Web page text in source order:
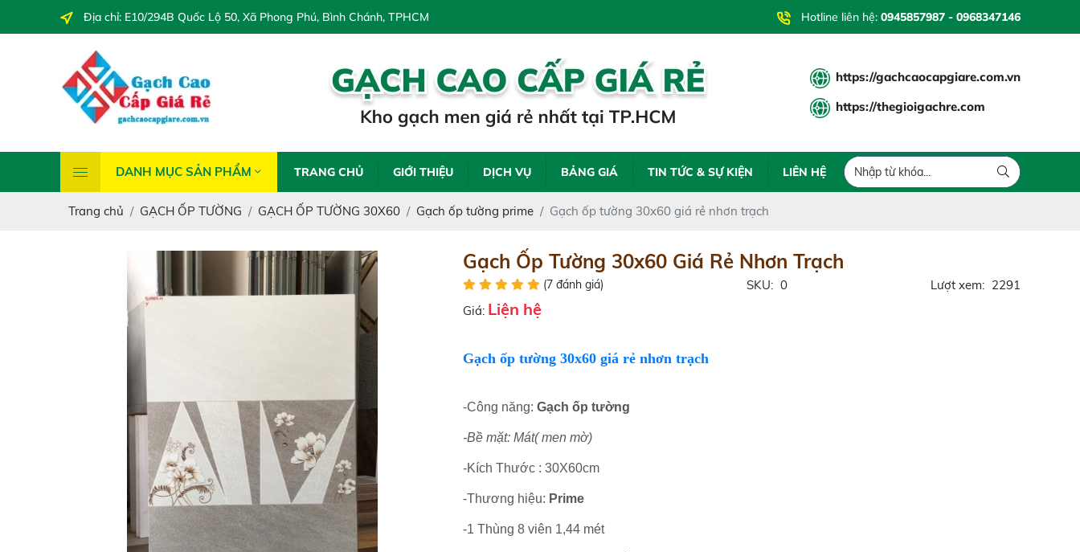
Địa chỉ: E10/294B Quốc Lộ 50, Xã Phong Phú, Bình Chánh, TPHCM Hotline liên hệ: 0945857987 - 0968347146
https://gachcaocapgiare.com.vn
https://thegioigachre.com
DANH MỤC SẢN PHẨM TRANG CHỦ GIỚI THIỆU DỊCH VỤ BẢNG GIÁ TIN TỨC & SỰ KIỆN LIÊN HỆ
Trang chủ GẠCH ỐP TƯỜNG GẠCH ỐP TƯỜNG 30X60 Gạch ốp tường prime Gạch ốp tường 30x60 giá rẻ nhơn trạch
Gạch Ốp Tường 30x60 Giá Rẻ Nhơn Trạch
(7 đánh giá) SKU: 0 Lượt xem: 2291
Giá: Liện hệ
Gạch ốp tường 30x60 giá rẻ nhơn trạch
-Công năng:Gạch ốp tường
-Bề mặt: Mát( men mờ)
-Kích Thước : 30X60cm
-Thương hiệu: Prime
-1 Thùng 8 viên 1,44 mét